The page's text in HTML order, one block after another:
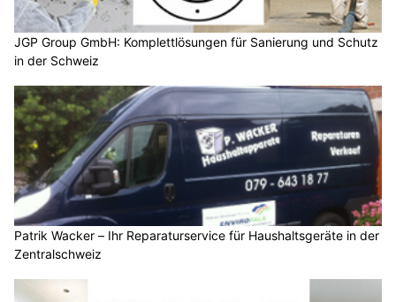
JGP Group GmbH: Komplettlösungen für Sanierung und Schutz
in der Schweiz
Patrik Wacker – Ihr Reparaturservice für Haushaltsgeräte in der
Zentralschweiz